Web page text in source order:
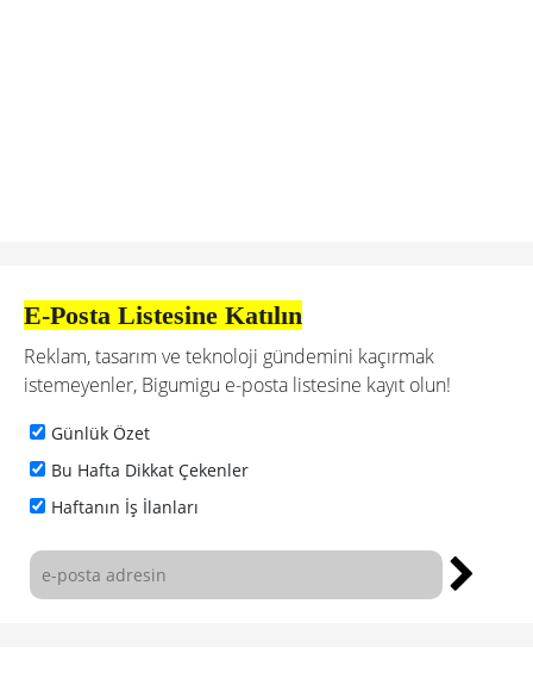
E-Posta Listesine Katılın
Reklam, tasarım ve teknoloji gündemini kaçırmak
istemeyenler, Bigumigu e-posta listesine kayıt olun!
Günlük Özet
Bu Hafta Dikkat Çekenler
Haftanın İş İlanları